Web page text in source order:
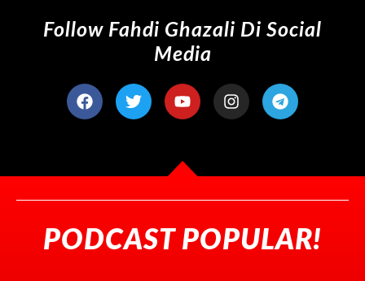
Follow Fahdi Ghazali Di Social
Media
PODCAST POPULAR!